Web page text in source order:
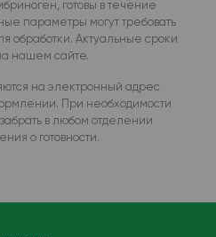
готовы в течение
параметры могут требовать
обработки. Актуальные сроки
нашем сайте.
на электронный адрес
При необходимости
в любом отделении
о готовности.